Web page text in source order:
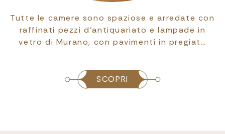
Le camere Junior Suite sono arredate in stile
classico e impreziosite da pezzi d’antiquariato
che ne esaltano il fascino, in un eq…
SCOPRI